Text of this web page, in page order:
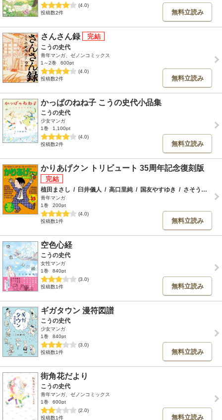
(4.0)
投稿数2件
無料立読み
さんさん録
こうの史代
青年マンガ、ゼノンコミックス
1～2巻
600pt
(4.0)
投稿数2件
無料立読み
かっぱのねね子 こうの史代小品集
こうの史代
少女マンガ
1巻
1,100pt
(4.0)
投稿数2件
無料立読み
かりあげクン トリビュート 35周年記念復刻版
植田まさし / 臼井儀人 / 高口里純 / 国友やすゆき / さそうあきら
青年マンガ
1巻
200pt
(4.0)
投稿数1件
無料立読み
空色心経
こうの史代
女性マンガ
1巻
840pt
(3.0)
投稿数1件
無料立読み
ギガタウン 漫符図譜
こうの史代
少女マンガ
1巻
840pt
(3.0)
投稿数1件
無料立読み
街角花だより
こうの史代
青年マンガ、ゼノンコミックス
1巻
600pt
(2.0)
投稿数1件
無料立読み